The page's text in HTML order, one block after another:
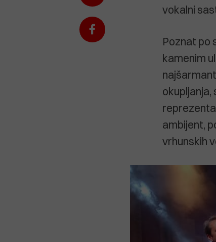
vokalni
Poznat po
kamenim
okupljanja,
ambijent,
vrhunskih